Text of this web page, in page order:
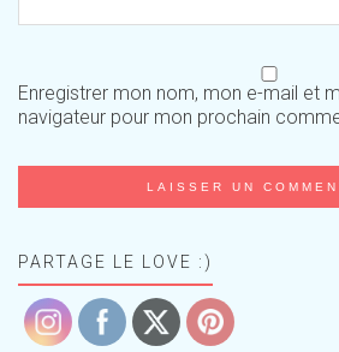
Enregistrer mon nom, mon e-mail et
navigateur pour mon prochain
PARTAGE LE LOVE :)